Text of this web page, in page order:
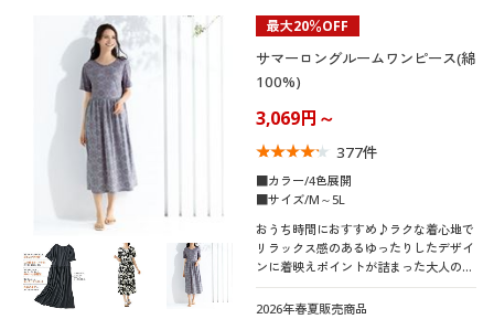
サポート
ご利用ガイド
よくある質問とお問い合わせ
花柄
Ｕネック レギュラーカラー
ノースリーブ 長袖
ラグランスリーブ
フレアスリーブ
素材
最大20％OFF
サマーロングルームワンピース(綿
100%)
3,069円～
377件
■カラー/4色展開
■サイズ/M～5L
おうち時間におすすめ♪ラクな着心地で
リラックス感のあるゆったりしたデザイ
ンに着映えポイントが詰まった大人のた
めの夏ワンピースです。ふっくらさん対
応サイズplump(プランプ)もあります。
2026年春夏販売商品